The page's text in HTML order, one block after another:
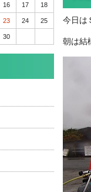
今日は
朝は結
16 17 18
23 24 25
30